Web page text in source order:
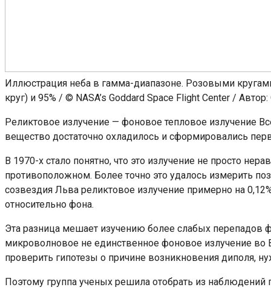
Иллюстрация неба в гамма-диапазоне. Розовыми
круг) и 95% / © NASA’s Goddard Space Flight Center /
Реликтовое излучение — фоновое тепловое излучение
вещество достаточно охладилось и сформировались
В 1970-х стало понятно, что это излучение не просто
противоположном. Более точно это удалось измерить
созвездия Льва реликтовое излучение примерно на
относительно фона.
Эта разница мешает изучению более слабых перепадов
микроволновое не единственное фоновое излучение во
проверить гипотезы о причине возникновения диполя,
Поэтому группа ученых решила отобрать из